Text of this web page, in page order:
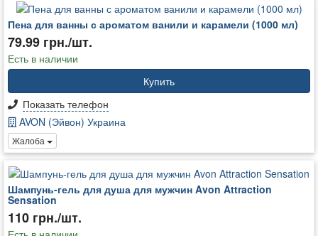
Пена для ванны с ароматом ванили и карамели (1000 мл)
79.99 грн./шт.
Есть в наличии
Купить
Показать телефон
AVON (Эйвон) Украина
Жалоба
Шампунь-гель для душа для мужчин Avon Attraction
Sensation
110 грн./шт.